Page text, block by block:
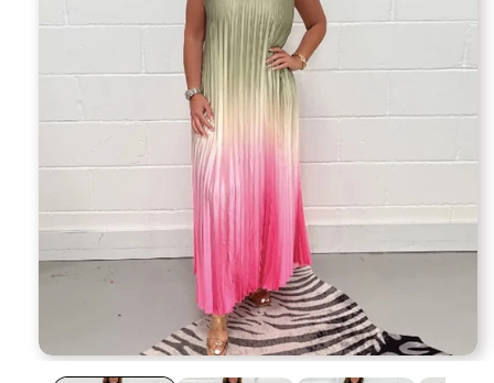
Ouvrir